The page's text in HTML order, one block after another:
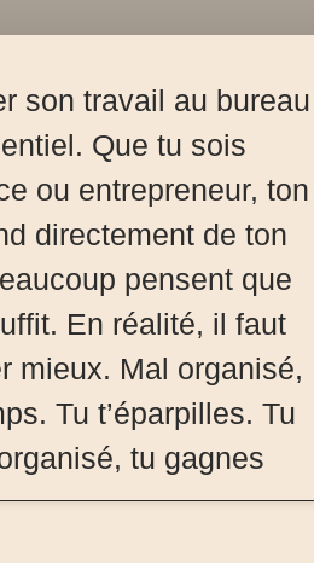
son travail au bureau
Que tu sois
ou entrepreneur, ton
directement de ton
pensent que
En réalité, il faut
mieux. Mal organisé,
Tu t’éparpilles. Tu
tu gagnes